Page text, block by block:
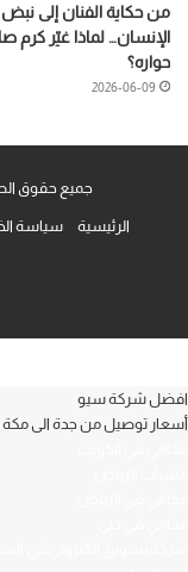
من حكاية الفنان إلى نبض
الإنسان… لماذا غيّر كرم
حواره؟
2026-06-09
جميع حقوق
الرئيسية سياسة
افضل شركة سيو
أسعار توصيل من جدة الى مكة